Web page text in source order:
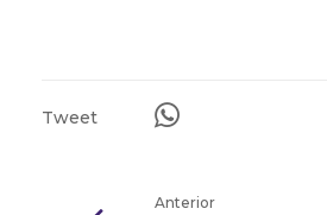
Tweet
Anterior